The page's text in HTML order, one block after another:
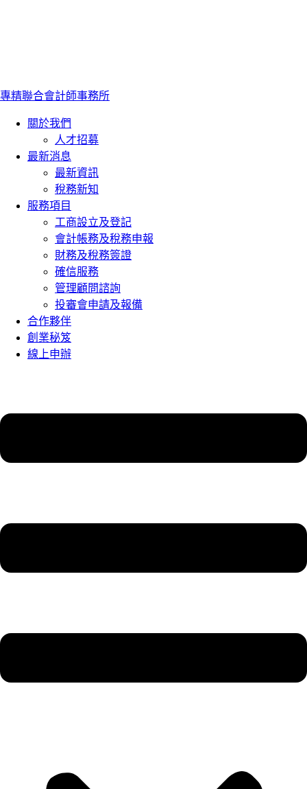
專精聯合會計師事務所
關於我們
人才招募
最新消息
最新資訊
稅務新知
服務項目
工商設立及登記
會計帳務及稅務申報
財務及稅務簽證
確信服務
管理顧問諮詢
投審會申請及報備
合作夥伴
創業秘笈
線上申辦